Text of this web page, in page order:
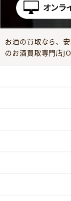
お酒の買取なら、
のお酒買取専門店